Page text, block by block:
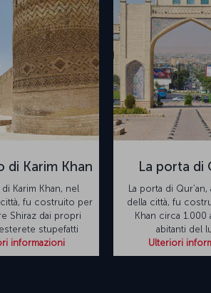
di Karim Khan
di Karim Khan, nel
fu costruito per
Shiraz dai propri
stupefatti
informazioni
La porta di
La porta di
della città, fu
Khan circa 1.000
abitanti del
Ulteriori